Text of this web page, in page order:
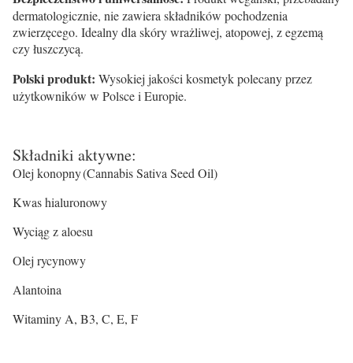
dermatologicznie, nie zawiera składników pochodzenia
zwierzęcego. Idealny dla skóry wrażliwej, atopowej, z egzemą
czy łuszczycą.
Polski produkt: Wysokiej jakości kosmetyk polecany przez
użytkowników w Polsce i Europie.
Składniki aktywne:
Olej konopny (Cannabis Sativa Seed Oil)
Kwas hialuronowy
Wyciąg z aloesu
Olej rycynowy
Alantoina
Witaminy A, B3, C, E, F